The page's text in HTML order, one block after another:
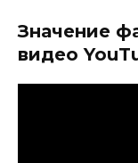
Значение
видео